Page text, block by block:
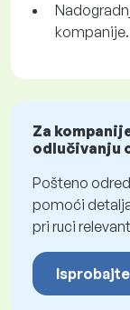
kompanije.
Za
odlučivanju
Pošteno
pomoći
pri ruci